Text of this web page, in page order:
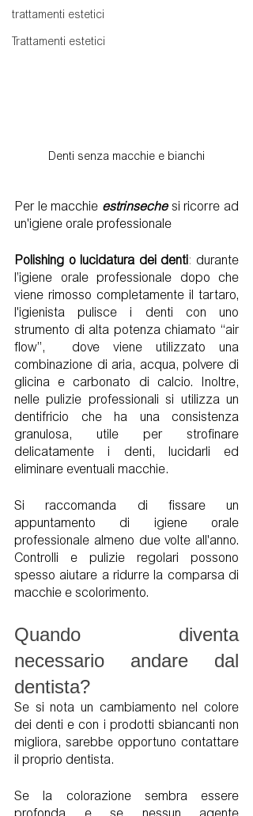
trattamenti estetici
Trattamenti estetici
Denti senza macchie e bianchi
Per le macchie estrinseche si ricorre ad
un'igiene orale professionale
Polishing o lucidatura dei denti: durante
l’igiene orale professionale dopo che
viene rimosso completamente il tartaro,
l'igienista pulisce i denti con uno
strumento di alta potenza chiamato “air
flow”,  dove viene utilizzato una
combinazione di aria, acqua, polvere di
glicina e carbonato di calcio. Inoltre,
nelle pulizie professionali si utilizza un
dentifricio che ha una consistenza
granulosa, utile per strofinare
delicatamente i denti, lucidarli ed
eliminare eventuali macchie.
Si raccomanda di fissare un
appuntamento di igiene orale
professionale almeno due volte all'anno.
Controlli e pulizie regolari possono
spesso aiutare a ridurre la comparsa di
macchie e scolorimento.
Quando diventa
necessario andare dal
dentista?
Se si nota un cambiamento nel colore
dei denti e con i prodotti sbiancanti non
migliora, sarebbe opportuno contattare
il proprio dentista.
Se la colorazione sembra essere